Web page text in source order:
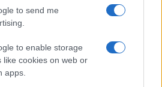
to send me
to enable storage
like cookies on web or
apps.
Vai all'archivio delle vignette